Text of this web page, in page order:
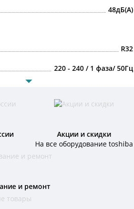
48дБ(А)
R32
220 - 240 / 1 фаза/ 50Гц
Акции и скидки
На все оборудование toshiba
и ремонт